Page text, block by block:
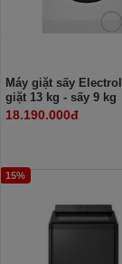
Máy giặt sấy
giặt 13 kg - sấy 9 kg
EWW1343R7WC
18.190.000đ
15%